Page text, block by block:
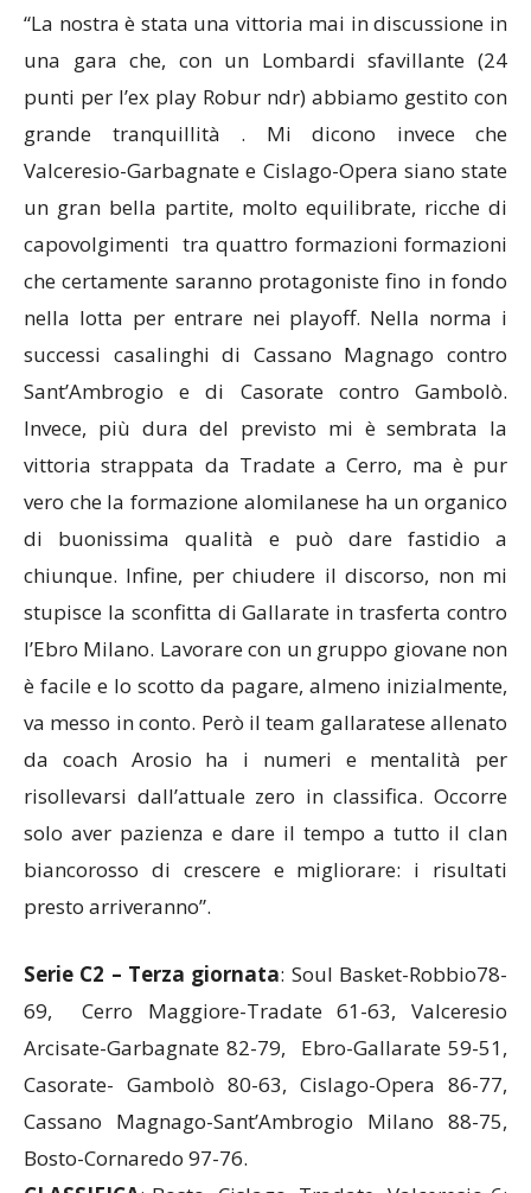
“La nostra è stata una vittoria mai in discussione in
una gara che, con un Lombardi sfavillante (24
punti per l’ex play Robur ndr) abbiamo gestito con
grande tranquillità . Mi dicono invece che
Valceresio-Garbagnate e Cislago-Opera siano state
un gran bella partite, molto equilibrate, ricche di
capovolgimenti tra quattro formazioni formazioni
che certamente saranno protagoniste fino in fondo
nella lotta per entrare nei playoff. Nella norma i
successi casalinghi di Cassano Magnago contro
Sant’Ambrogio e di Casorate contro Gambolò.
Invece, più dura del previsto mi è sembrata la
vittoria strappata da Tradate a Cerro, ma è pur
vero che la formazione alomilanese ha un organico
di buonissima qualità e può dare fastidio a
chiunque. Infine, per chiudere il discorso, non mi
stupisce la sconfitta di Gallarate in trasferta contro
l’Ebro Milano. Lavorare con un gruppo giovane non
è facile e lo scotto da pagare, almeno inizialmente,
va messo in conto. Però il team gallaratese allenato
da coach Arosio ha i numeri e mentalità per
risollevarsi dall’attuale zero in classifica. Occorre
solo aver pazienza e dare il tempo a tutto il clan
biancorosso di crescere e migliorare: i risultati
presto arriveranno”.
Serie C2 – Terza giornata: Soul Basket-Robbio78-
69, Cerro Maggiore-Tradate 61-63, Valceresio
Arcisate-Garbagnate 82-79, Ebro-Gallarate 59-51,
Casorate- Gambolò 80-63, Cislago-Opera 86-77,
Cassano Magnago-Sant’Ambrogio Milano 88-75,
Bosto-Cornaredo 97-76.